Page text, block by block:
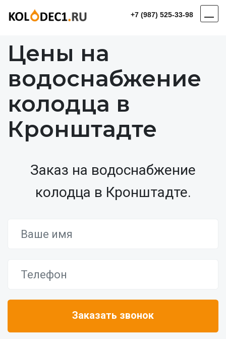
+7 (987) 525-33-98
Цены на
водоснабжение
колодца в
Кронштадте
Заказ на водоснабжение
колодца в Кронштадте.